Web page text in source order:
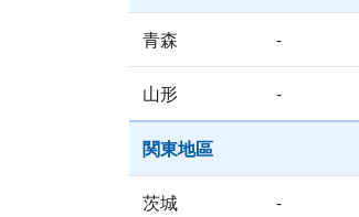
青森 -
山形 -
関東地區
茨城 -